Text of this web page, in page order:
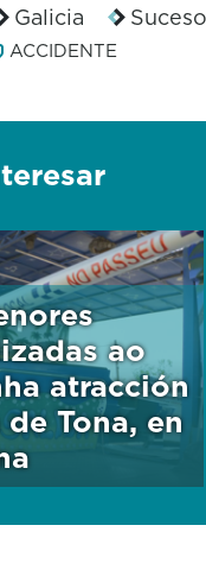
Galicia
ACCIDENTE
ao
atracción
Tona, en